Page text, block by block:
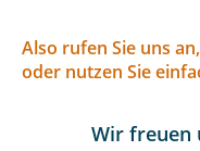
Also rufen Sie uns
oder nutzen Sie
Wir freuen